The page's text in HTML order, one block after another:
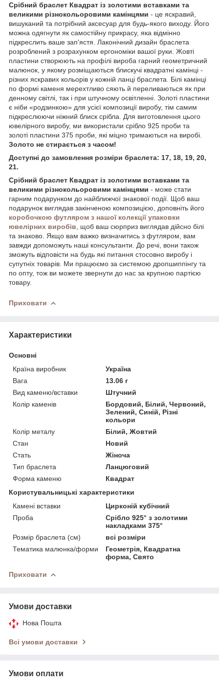
Срібний браслет Квадрат із золотими вставками та
великими різнокольоровими камінцями - це яскравий,
вишуканий та потрібний аксесуар для будь-якого виходу. Його
можна одягнути як самостійну прикрасу, яка відмінно
підкреслить ваше зап'ястя. Лаконічний дизайн браслета
розроблений з розрахунком ергономіки вашої руки. Жовті
пластини створюють на профілі вироба гарний геометричний
малюнок, у якому розміщаються блискучі квадратні камінці -
різних яскравих кольорів у кожній ланці браслета. Білі камінці
по формі каменя мерехтливо сяють й переливаються як при
денному світлі, так і при штучному освітленні. Золоті пластини
є ніби «родзинкою» для усієї композиції виробу, тім самим
підкреслюючи ніжний блиск срібла. Для виготовлення цього
ювелірного виробу, ми використали срібло 925 проби та
золоті пластини 375 проби, які міцно тримаються на виробі.
Золото не стирається з часом!
Доступні до замовлення розміри браслета: 17, 18, 19, 20,
21.
Срібний браслет Квадрат із золотими вставками та
великими різнокольоровими камінцями - може стати
гарним подарунком до найближчої знакової події. Щоб ваш
подарунок виглядав закінченою композицією, доповніть його
коробочкою футляром з нашої колекції упаковки
ювелірних виробів , щоб ваш сюрприз виглядав дійсно білі
та знаково. Якщо вам важко визначитись з футляром, вам
завжди допоможуть наші консультанти. До речі, вони також
зможуть відповісти на будь які питання стосовно виробу і
супутніх товарів. Ми працюємо за системою дропшиппінгу та
по опту, тож ви можете звернути до нас за крупною партією
товару.
Приховати
Характеристики
Основні
Країна виробник
Україна
Вага
13.06 г
Вид каменю/вставки
Штучний
Колір каменів
Бордовий, Білий, Червоний,
Зелений, Синій, Різні
кольори
Колір металу
Білий, Жовтий
Стан
Новий
Стать
Жіноча
Тип браслета
Ланцюговий
Форма каменю
Квадрат
Користувальницькі характеристики
Камені вставки
Цирконій кубічний
Проба
Срібло 925° з золотими
накладками 375°
Розмір браслета (см)
всі розміри
Тематика малюнка/форми
Геометрія, Квадратна
форма, Свято
Приховати
Умови доставки
Нова Пошта
Всі умови доставки
Умови оплати